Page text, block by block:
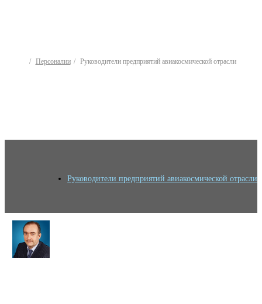
Персоналии Руководители предприятий авиакосмической отрасли
Руководители предприятий авиакосмической отрасли